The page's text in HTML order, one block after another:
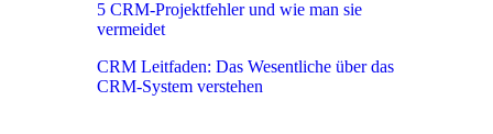
5 CRM-Projektfehler und wie man sie
vermeidet
CRM Leitfaden: Das Wesentliche über das
CRM-System verstehen